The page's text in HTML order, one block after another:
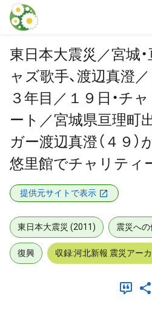
本文に飛ぶ
東日本大震災／宮城
ャズ歌手、渡辺真澄／
３年目／１９日・チ
ート／宮城県亘理町
ガー渡辺真澄（４９）
悠里館でチャリティ
提供元サイトで表示
東日本大震災 (2011) 震災への
復興 収録:河北新報 震災アー